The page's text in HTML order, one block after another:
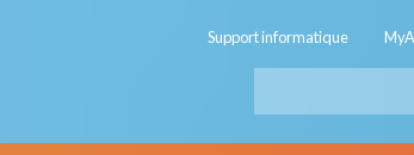
Support informatique